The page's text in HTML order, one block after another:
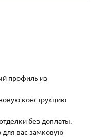
доставкой и установкой в
44-41
профиль из
конструкцию
без доплаты.
вас замковую